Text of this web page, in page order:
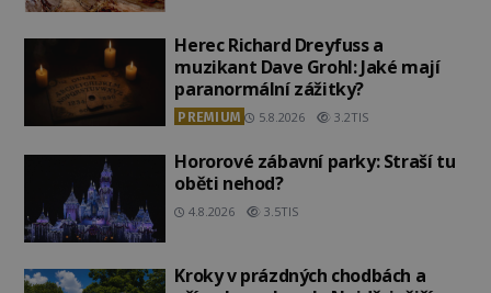
Herec Richard Dreyfuss a
muzikant Dave Grohl: Jaké mají
paranormální zážitky?
PREMIUM 5.8.2026 3.2TIS
Hororové zábavní parky: Straší tu
oběti nehod?
4.8.2026 3.5TIS
Kroky v prázdných chodbách a